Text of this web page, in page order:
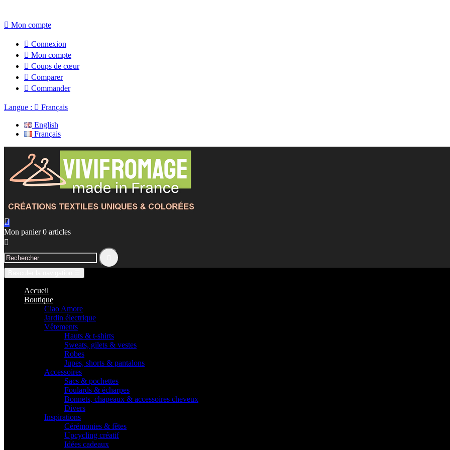
 Mon compte
 Connexion
 Mon compte
 Coups de cœur
 Comparer
 Commander
Langue :  Français
English
Français

Mon panier 0 articles

Accueil
Boutique
Ciao Amore
Jardin électrique
Vêtements
Hauts & t-shirts
Sweats, gilets & vestes
Robes
Jupes, shorts & pantalons
Accessoires
Sacs & pochettes
Foulards & écharpes
Bonnets, chapeaux & accessoires cheveux
Divers
Inspirations
Cérémonies & fêtes
Upcycling créatif
Idées cadeaux